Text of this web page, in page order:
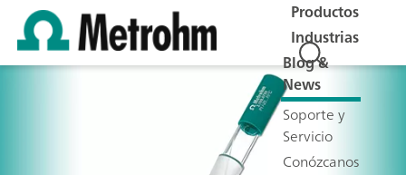
Productos
Industrias
Blog &
News
Soporte y
Servicio
Conózcanos